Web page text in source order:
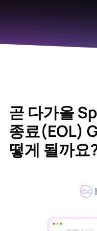
곧 다가올
종료(EOL)
떻게 될까요